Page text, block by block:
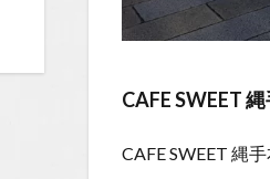
種類
め：
SWEET
CAFE SWEET
CAFE SWEET 縄